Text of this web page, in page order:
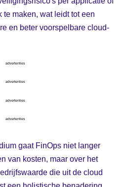
maken, wat leidt tot een
en beter voorspelbare cloud-
advertenties
advertenties
advertenties
advertenties
gaat FinOps niet langer
van kosten, maar over het
die uit de cloud